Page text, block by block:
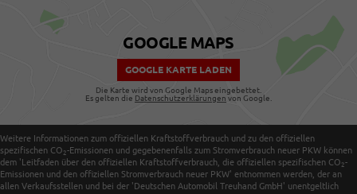
GOOGLE MAPS
GOOGLE KARTE LADEN
Die Karte wird von Google Maps eingebettet.
Es gelten die Datenschutzerklärungen von Google.
Weitere Informationen zum offiziellen Kraftstoffverbrauch und zu den offiziellen
spezifischen CO 2-Emissionen und gegebenenfalls zum Stromverbrauch neuer PKW können
dem 'Leitfaden über den offiziellen Kraftstoffverbrauch, die offiziellen spezifischen CO 2-
Emissionen und den offiziellen Stromverbrauch neuer PKW' entnommen werden, der an
allen Verkaufsstellen und bei der 'Deutschen Automobil Treuhand GmbH' unentgeltlich